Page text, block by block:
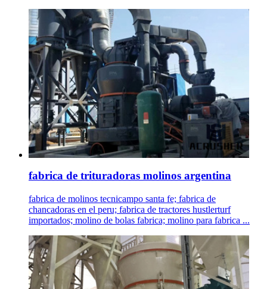
fabrica de trituradoras molinos argentina
fabrica de molinos tecnicampo santa fe; fabrica de
chancadoras en el peru; fabrica de tractores hustlerturf
importados; molino de bolas fabrica; molino para fabrica ...